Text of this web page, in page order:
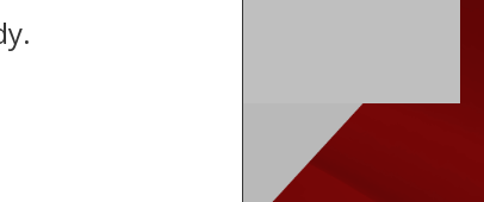
000866840